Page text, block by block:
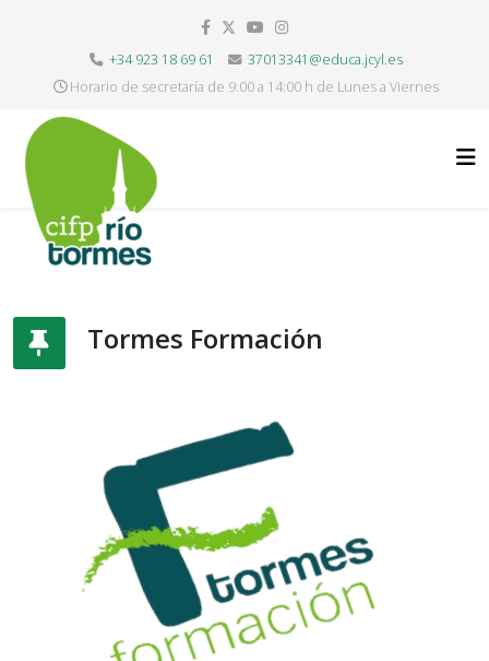
+34 923 18 69 61
37013341@educa.jcyl.es
Horario de secretaría de 9:00 a 14:00 h de Lunes a Viernes
Tormes Formación